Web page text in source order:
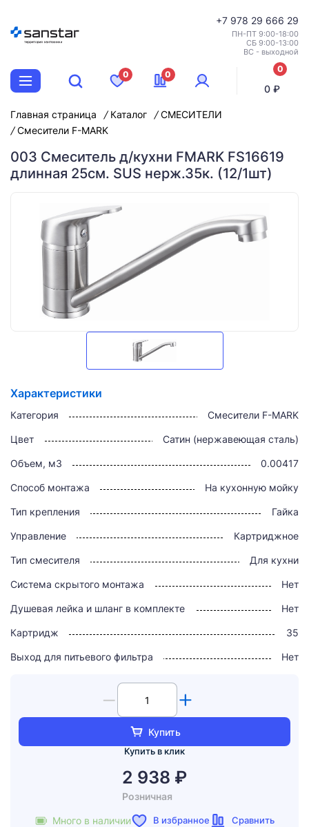
+7 978 29 666 29
ПН-ПТ 9:00-18:00
СБ 9:00-13:00
ВС - выходной
0 0
0
позиций
0 ₽
Главная страница Каталог
СМЕСИТЕЛИ
Смесители F-MARK
003 Смеситель д/кухни FMARK FS16619
длинная 25см. SUS нерж.35к. (12/1шт)
Характеристики
Категория Смесители F-MARK
Цвет Сатин (нержавеющая сталь)
Объем, м3 0.00417
Способ монтажа На кухонную мойку
Тип крепления Гайка
Управление Картриджное
Тип смесителя Для кухни
Система скрытого монтажа Нет
Душевая лейка и шланг в комплекте Нет
Картридж 35
Выход для питьевого фильтра Нет
Купить
Купить в клик
2 938 ₽
Розничная
Много в наличии В избранное Сравнить